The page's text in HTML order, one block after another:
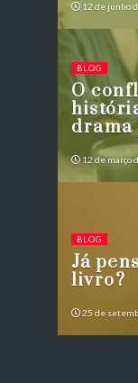
12 de junho
BLOG
Livros
BLOG
A
BLOG
O
drama
12 de março
BLOG
A
BLOG
Já
livro?
25 de